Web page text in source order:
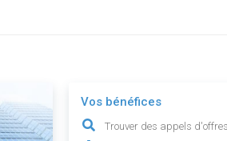
Vos bénéfices
Trouver des appels d'offres